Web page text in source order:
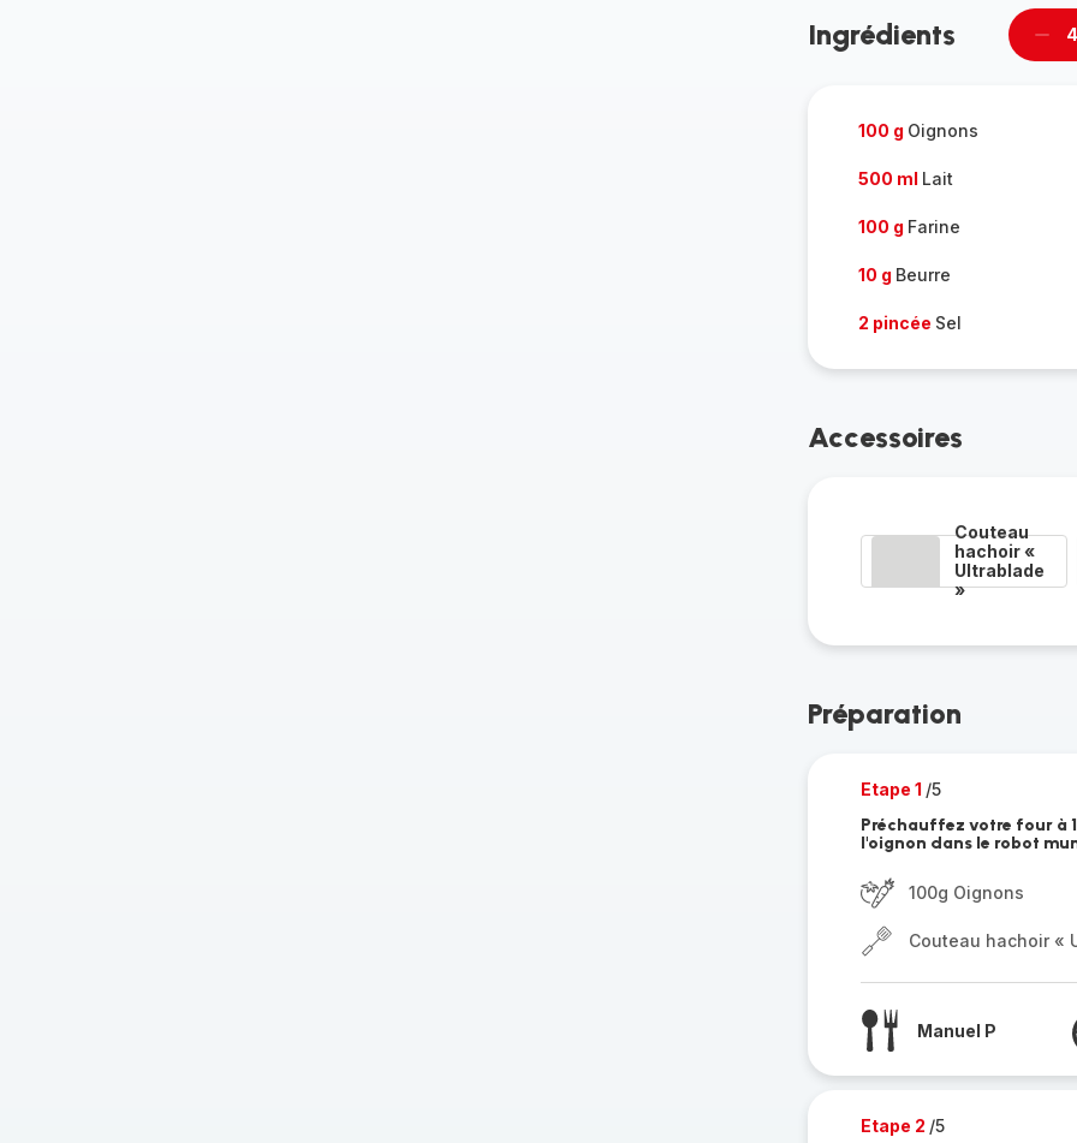
Ingrédients
100 g Oignons
500 ml Lait
100 g Farine
10 g Beurre
2 pincée Sel
Accessoires
Couteau
hachoir «
Ultrablade
»
Préparation
Etape 1 /5
Préchauffez votre four à
l'oignon dans le robot
100g Oignons
Couteau hachoir «
Manuel P
Etape 2 /5